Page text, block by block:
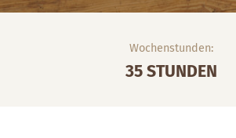
Wochenstunden:
35 STUNDEN